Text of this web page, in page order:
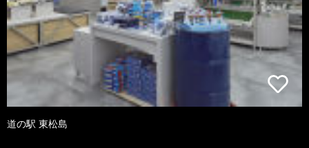
道の駅 東松島